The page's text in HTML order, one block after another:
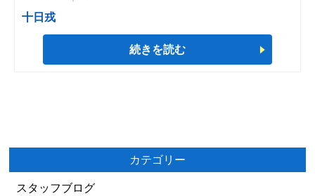
十日戎
続きを読む
カテゴリー
スタッフブログ